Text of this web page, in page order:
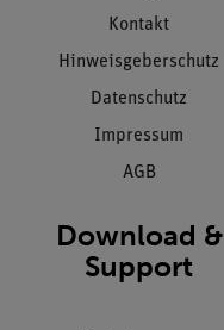
Kontakt
Hinweisgeberschutz
Datenschutz
Impressum
AGB
Download &
Support